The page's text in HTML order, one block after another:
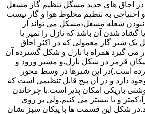
اجاق های جدید مشگل تنظیم گاز مشعل
احتیاجی به تنظیم مخلوط هوا و گاز نیست
شعله مشعل،مشکل می تواند از
گشاد شدن آن باشد که نازل را تمیز یا
شیر گاز معمولی که در اکثر اجاق
می گیرد همراه با نازل و شکل گسترده آن
قرمز در شکل نازل،و مسیر ورود و
است.)در این شیرها در وسط محور
دارد و در آن پیچ قابل تنظیمی است که
باریکی امکان پذیر است.با چرخاندن
و یا بیشتر می کنیم.ولی بر روی
شکل این قسمت ها با پیکان سبز نشان